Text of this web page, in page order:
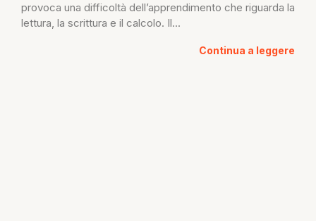
provoca una difficoltà dell’apprendimento che riguarda la
lettura, la scrittura e il calcolo. Il...
Continua a leggere